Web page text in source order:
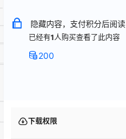
隐藏内容，支付积分后阅读
已经有1人购买查看了此内容
200
下载权限